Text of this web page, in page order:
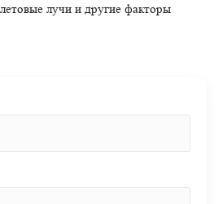
лучи и другие факторы